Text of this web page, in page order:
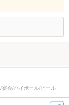
会/ハイボール/ビール